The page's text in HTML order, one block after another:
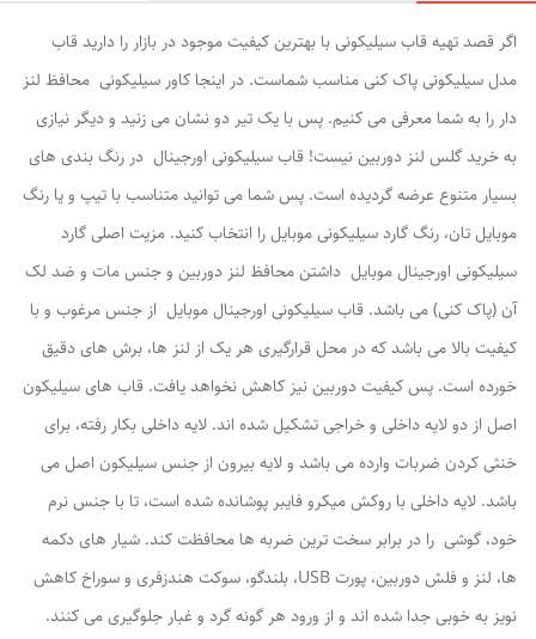
اگر قصد تهیه قاب سیلیکونی با بهترین کیفیت موجود در بازار را دارید قاب
مدل سیلیکونی پاک کنی مناسب شماست. در اینجا کاور سیلیکونی محافظ لنز
دار را به شما معرفی می کنیم. پس با یک تیر دو نشان می زنید و دیگر نیازی
به خرید گلس لنز دوربین نیست! قاب سیلیکونی اورجینال در رنگ بندی های
بسیار متنوع عرضه گردیده است. پس شما می توانید متناسب با تیپ و یا رنگ
موبایل تان، رنگ گارد سیلیکونی موبایل را انتخاب کنید. مزیت اصلی گارد
سیلیکونی اورجینال موبایل داشتن محافظ لنز دوربین و جنس مات و ضد لک
آن (پاک کنی) می باشد. قاب سیلیکونی اورجینال موبایل از جنس مرغوب و با
کیفیت بالا می باشد که در محل قرارگیری هر یک از لنز ها، برش های دقیق
خورده است. پس کیفیت دوربین نیز کاهش نخواهد یافت. قاب های سیلیکون
اصل از دو لایه داخلی و خراجی تشکیل شده اند. لایه داخلی بکار رفته، برای
خنثی کردن ضربات وارده می باشد و لایه بیرون از جنس سیلیکون اصل می
باشد. لایه داخلی با روکش میکرو فایبر پوشانده شده است، تا با جنس نرم
خود، گوشی را در برابر سخت ترین ضربه ها محافظت کند. شیار های دکمه
ها، لنز و فلش دوربین، پورت USB، بلندگو، سوکت هندزفری و سوراخ کاهش
نویز به خوبی جدا شده اند و از ورود هر گونه گرد و غبار جلوگیری می کنند.